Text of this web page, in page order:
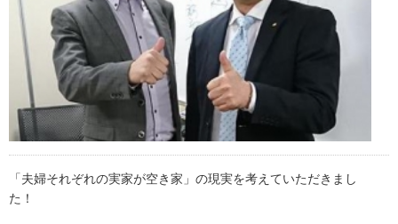
「夫婦それぞれの実家が空き家」の現実を考えていただきまし
た！